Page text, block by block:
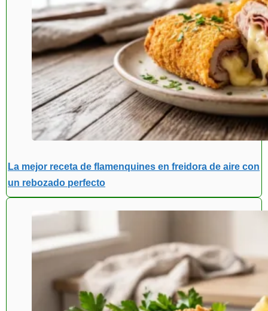
La mejor receta de flamenquines en freidora de aire con
un rebozado perfecto